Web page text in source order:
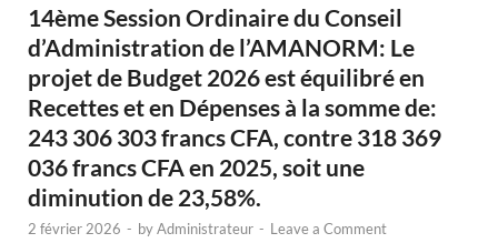
14ème Session Ordinaire du Conseil
d’Administration de l’AMANORM: Le
projet de Budget 2026 est équilibré en
Recettes et en Dépenses à la somme de:
243 306 303 francs CFA, contre 318 369
036 francs CFA en 2025, soit une
diminution de 23,58%.
2 février 2026 - byAdministrateur - Leave a Comment